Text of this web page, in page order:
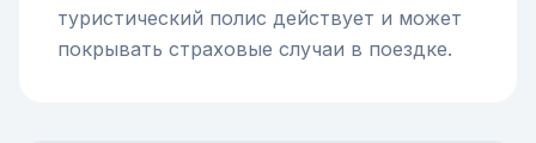
туристический полис действует и может
покрывать страховые случаи в поездке.